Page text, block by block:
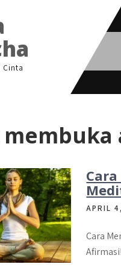
Cinta
APRIL
Cara